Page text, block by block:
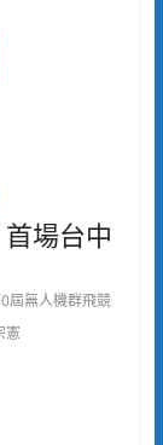
場台中
屆無人機群飛競
憲